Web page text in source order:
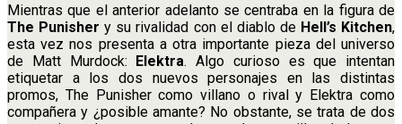
Mientras que el anterior adelanto se centraba en la figura de
The Punisher y su rivalidad con el diablo de Hell’s Kitchen,
esta vez nos presenta a otra importante pieza del universo
de Matt Murdock: Elektra. Algo curioso es que intentan
etiquetar a los dos nuevos personajes en las distintas
promos, The Punisher como villano o rival y Elektra como
compañera y ¿posible amante? No obstante, se trata de dos